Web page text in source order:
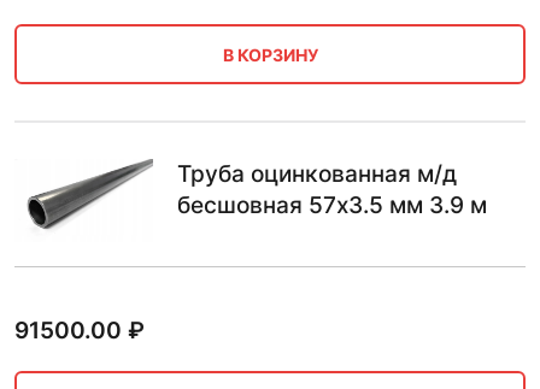
В КОРЗИНУ
Труба оцинкованная м/д
бесшовная 57х3.5 мм 3.9 м
91500.00 ₽